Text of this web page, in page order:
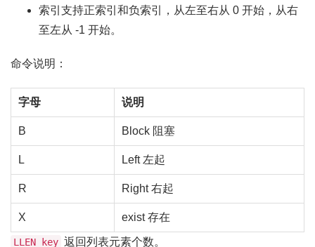
索引支持正索引和负索引，从左至右从 0 开始，从右
至左从 -1 开始。
命令说明：
字母 说明
B Block 阻塞
L Left 左起
R Right 右起
X exist 存在
LLEN key 返回列表元素个数。